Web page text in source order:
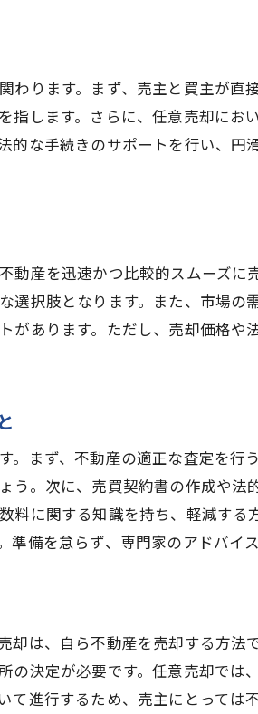
の作成のコツ任意売却で失敗しな
売却に必要な法的書類とは？
作成時の注意点
理の一環としての任意売却不動産売
務整理における任意売却の位置づけ
整理の専門家の選び方
意売却と自己破産の違い
整理を成功させるためのステップ
と通常売却の違い不動産売却の方
売却と通常売却の基本的な違い
売却と通常売却のコスト比較
らの方法が自分に適しているか判
売却と通常売却の成功事例比較
わります。まず、売主と買主が
指します。さらに、任意売却に
的な手続きのサポートを行い、
動産を迅速かつ比較的スムーズ
選択肢となります。また、市場
があります。ただし、売却価格
。まず、不動産の適正な査定を
う。次に、売買契約書の作成や
料に関する知識を持ち、軽減す
備を怠らず、専門家のアドバイ
却は、自ら不動産を売却する方
の決定が必要です。任意売却で
て進行するため、売主にとって